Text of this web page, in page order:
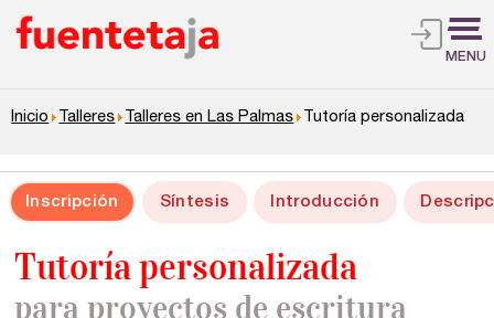
MENU
Inicio Talleres Talleres en Las Palmas Tutoría personalizada
Inscripción Síntesis Introducción
Tutoría personalizada
para proyectos de escritura